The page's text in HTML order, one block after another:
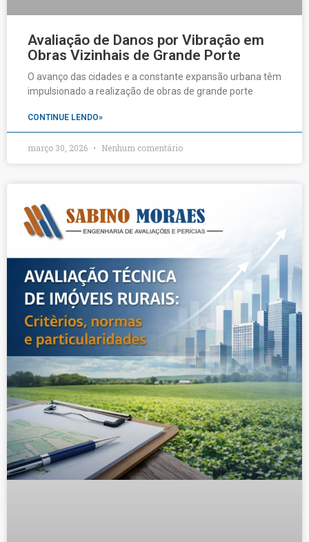
Avaliação de Danos por Vibração em
Obras Vizinhais de Grande Porte
O avanço das cidades e a constante expansão urbana têm
impulsionado a realização de obras de grande porte
CONTINUE LENDO»
março 30, 2026 Nenhum comentário